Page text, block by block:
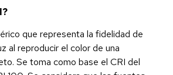
que representa la fidelidad de
al reproducir el color de una
Se toma como base el CRI del